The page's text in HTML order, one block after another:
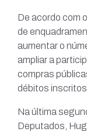
De acordo com
de
aumentar o
ampliar a
compras
débitos inscritos
Na última
Deputados,